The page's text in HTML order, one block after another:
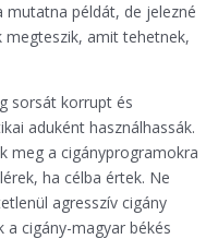
mutatna példát, de jelezné
megteszik, amit tehetnek,
sorsát korrupt és
aduként használhassák.
meg a cigányprogramokra
ha célba értek. Ne
agresszív cigány
cigány-magyar békés